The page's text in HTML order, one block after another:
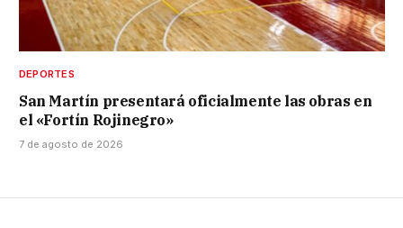
DEPORTES
San Martín presentará oficialmente las obras en
el «Fortín Rojinegro»
7 de agosto de 2026